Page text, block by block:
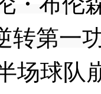
转第一
半场球